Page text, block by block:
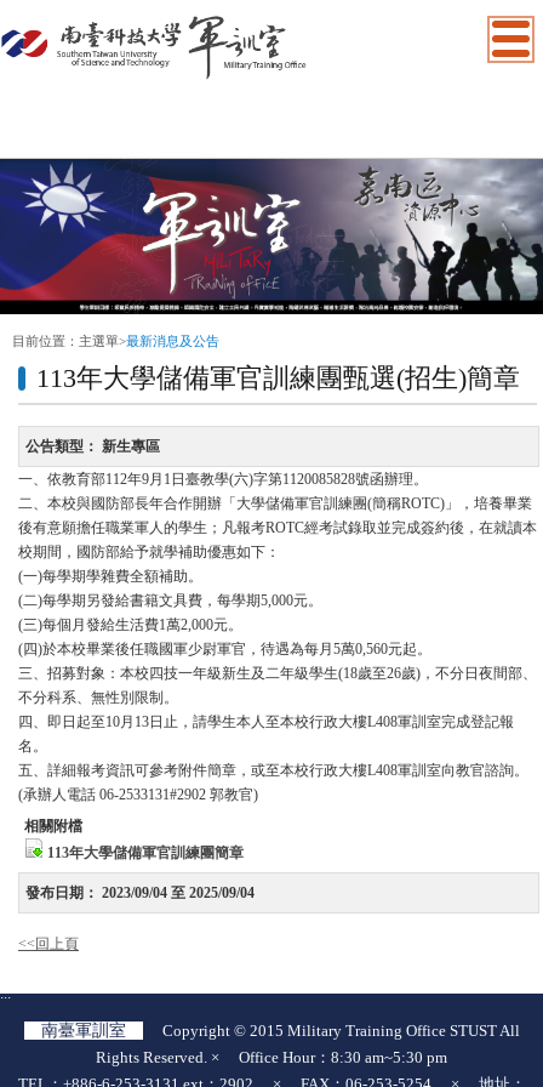
目前位置： 主選單>最新消息及公告
113年大學儲備軍官訓練團甄選(招生)簡章
公告類型： 新生專區
一、依教育部112年9月1日臺教學(六)字第1120085828號函辦理。
二、本校與國防部長年合作開辦「大學儲備軍官訓練團(簡稱ROTC)」，培養畢業
後有意願擔任職業軍人的學生；凡報考ROTC經考試錄取並完成簽約後，在就讀本
校期間，國防部給予就學補助優惠如下：
(一)每學期學雜費全額補助。
(二)每學期另發給書籍文具費，每學期5,000元。
(三)每個月發給生活費1萬2,000元。
(四)於本校畢業後任職國軍少尉軍官，待遇為每月5萬0,560元起。
三、招募對象：本校四技一年級新生及二年級學生(18歲至26歲)，不分日夜間部、
不分科系、無性別限制。
四、即日起至10月13日止，請學生本人至本校行政大樓L408軍訓室完成登記報
名。
五、詳細報考資訊可參考附件簡章，或至本校行政大樓L408軍訓室向教官諮詢。
(承辦人電話 06-2533131#2902 郭教官)
相關附檔
113年大學儲備軍官訓練團簡章
發布日期： 2023/09/04 至 2025/09/04
<<回上頁
:::
南臺軍訓室
Copyright © 2015 Military Training Office STUST All
Rights Reserved. × Office Hour：8:30 am~5:30 pm